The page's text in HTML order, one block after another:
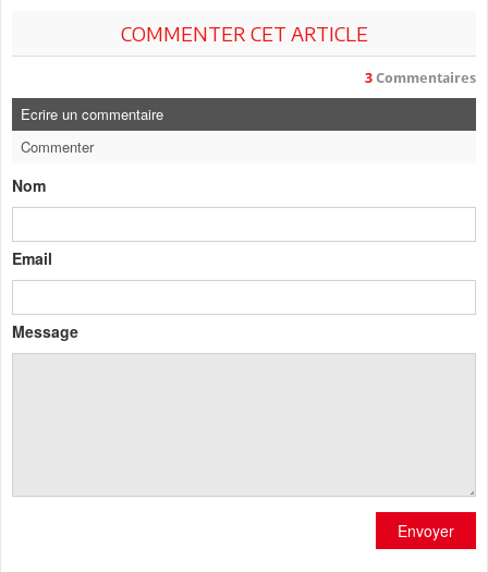
COMMENTER CET ARTICLE
3 Commentaires
Ecrire un commentaire
Commenter
Nom
Email
Message
Envoyer